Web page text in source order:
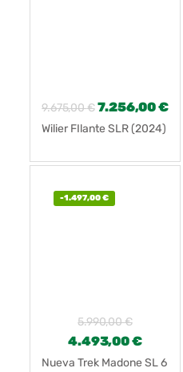
9.675,00€ 7.256,00€
Wilier FIlante SLR (2024)
-1.497,00€
5.990,00€
4.493,00€
Nueva Trek Madone SL 6